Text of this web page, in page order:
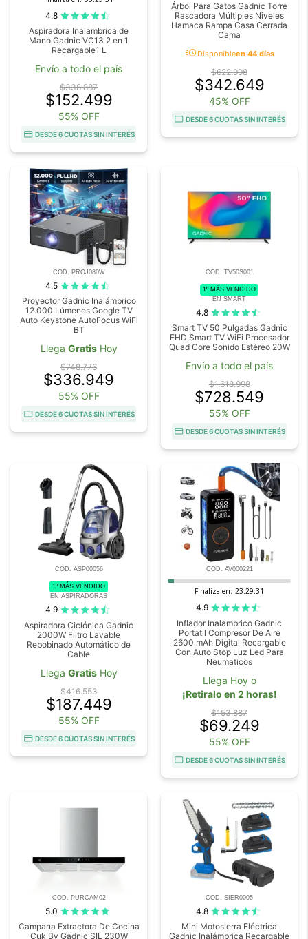
4.8
Aspiradora Inalambrica de
Mano Gadnic VC13 2 en 1
Recargable1 L
Envío a todo el país
$338.887
$152.499
55% OFF
DESDE 6 CUOTAS SIN INTERÉS
Árbol Para Gatos Gadnic Torre
Rascadora Múltiples Niveles
Hamaca Rampa Casa Cerrada
Cama
acuteDisponibleen 44 días
$622.998
$342.649
45% OFF
DESDE 6 CUOTAS SIN INTERÉS
COD. PROJ080W
4.5
Proyector Gadnic Inalámbrico
12.000 Lúmenes Google TV
Auto Keystone AutoFocus WiFi
BT
Llega GratisHoy
$748.776
$336.949
55% OFF
DESDE 6 CUOTAS SIN INTERÉS
COD. TV50S001
1º MÁS VENDIDO
EN SMART
4.8
Smart TV 50 Pulgadas Gadnic
FHD Smart TV WiFi Procesador
Quad Core Sonido Estéreo 20W
Envío a todo el país
$1.618.998
$728.549
55% OFF
DESDE 6 CUOTAS SIN INTERÉS
COD. ASP00056
1º MÁS VENDIDO
EN ASPIRADORAS
4.9
Aspiradora Ciclónica Gadnic
2000W Filtro Lavable
Rebobinado Automático de
Cable
Llega GratisHoy
$416.553
$187.449
55% OFF
DESDE 6 CUOTAS SIN INTERÉS
COD. AV000221
Finaliza en: 23:29:29
4.9
Inflador Inalambrico Gadnic
Portatil Compresor De Aire
2600 mAh Digital Recargable
Con Auto Stop Luz Led Para
Neumaticos
Llega Hoy o
¡Retiralo en 2 horas!
$153.887
$69.249
55% OFF
DESDE 6 CUOTAS SIN INTERÉS
COD. PURCAM02
5.0
Campana Extractora De Cocina
Cuk By Gadnic SIL 230W
COD. SIER0005
4.8
Mini Motosierra Eléctrica
Gadnic Inalámbrica Recargable